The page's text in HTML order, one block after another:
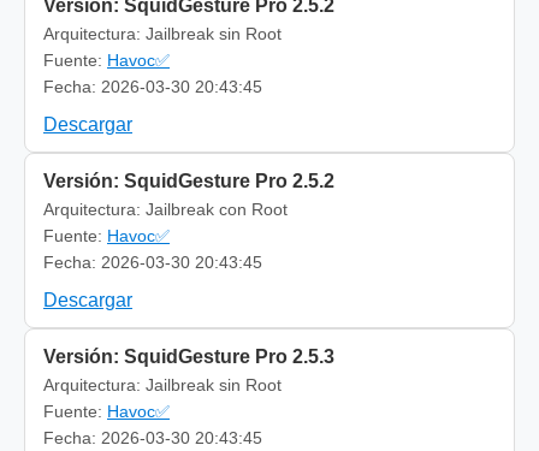
Versión: SquidGesture Pro 2.5.2
Arquitectura: Jailbreak sin Root
Fuente: Havoc✅
Fecha: 2026-03-30 20:43:45
Descargar
Versión: SquidGesture Pro 2.5.2
Arquitectura: Jailbreak con Root
Fuente: Havoc✅
Fecha: 2026-03-30 20:43:45
Descargar
Versión: SquidGesture Pro 2.5.3
Arquitectura: Jailbreak sin Root
Fuente: Havoc✅
Fecha: 2026-03-30 20:43:45